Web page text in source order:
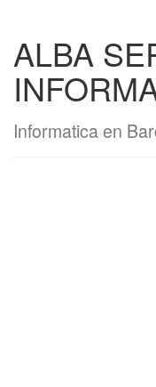
ALBA
Informatica en